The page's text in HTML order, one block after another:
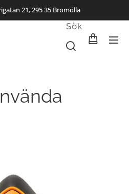
21, 295 35 Bromölla
Sök